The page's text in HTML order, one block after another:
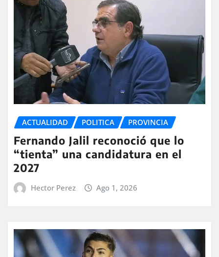
ACTUALIDAD POLITICA PROVINCIA
Fernando Jalil reconoció que lo
“tienta” una candidatura en el
2027
Hector Perez Ago 1, 2026